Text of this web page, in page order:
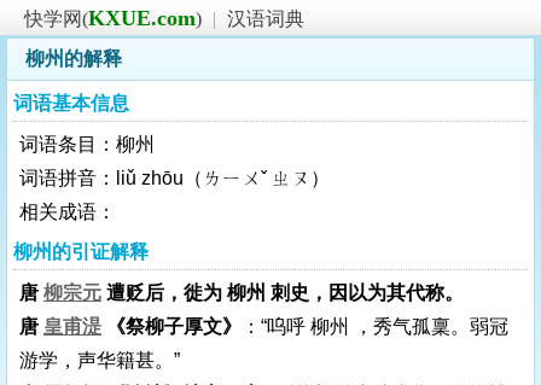
快学网(KXUE.com) | 汉语词典
柳州的解释
词语基本信息
词语条目：柳州
词语拼音：liǔ zhōu（ㄌㄧㄨˇ ㄓㄡ）
相关成语：
柳州的引证解释
唐 柳宗元 遭贬后，徙为 柳州 刺史，因以为其代称。
唐 皇甫湜 《祭柳子厚文》
：“呜呼 柳州 ，秀气孤稟。弱冠
游学，声华籍甚。”